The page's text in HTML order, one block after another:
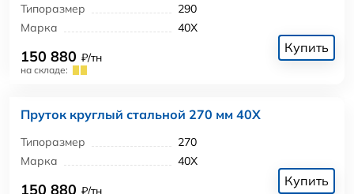
Типоразмер
290
Марка
40Х
150 880 ₽/тн
на складе:
Купить
Пруток круглый стальной 270 мм 40Х
Типоразмер
270
Марка
40Х
150 880 ₽/тн
Купить